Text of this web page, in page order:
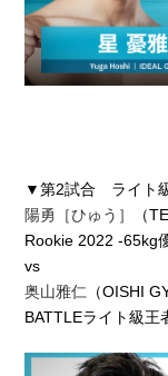
▼第2試合 ライト
陽勇［ひゅう］
（
Rookie 2022 -65kg
vs
奥山雅仁 （OISHI
BATTLEライト級王